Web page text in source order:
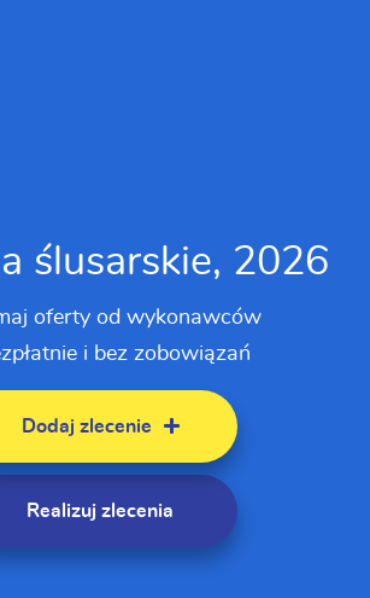
ślusarskie, 2026
oferty od wykonawców
i bez zobowiązań
Dodaj zlecenie
Realizuj zlecenia